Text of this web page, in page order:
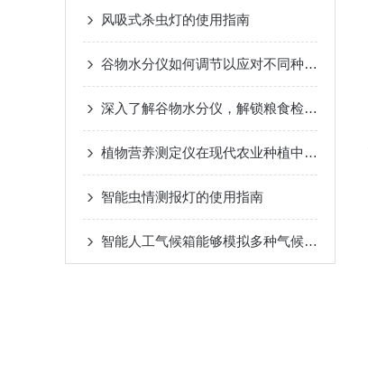
风吸式杀虫灯的使用指南
谷物水分仪如何调节以应对不同种类的谷物测量
深入了解谷物水分仪，解锁粮食检测新体验
植物营养测定仪在现代农业种植中的应用价值与实际作用
智能虫情测报灯的使用指南
智能人工气候箱能够模拟多种气候条件